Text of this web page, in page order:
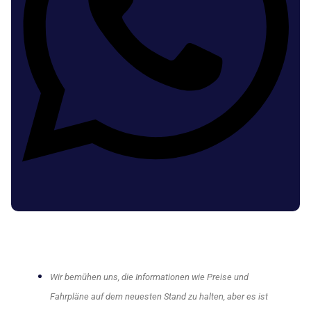
Wir bemühen uns, die Informationen wie Preise und
Fahrpläne auf dem neuesten Stand zu halten, aber es ist